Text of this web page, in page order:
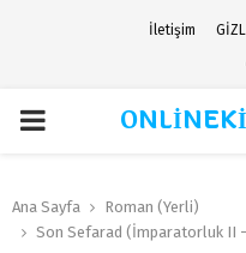
İletişim
PRIMARY
Ana Sayfa
Roman (Yerli)
Son Sefarad (İmparatorluk II